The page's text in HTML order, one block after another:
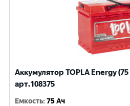
Аккумулятор TOPLA Energy
арт.108375
Емкость:75 Ач